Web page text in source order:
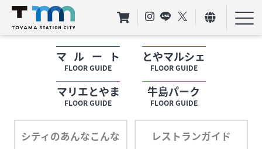
マルート
FLOOR GUIDE
とやマルシェ
FLOOR GUIDE
マリエとやま
FLOOR GUIDE
牛島パーク
FLOOR GUIDE
シティのあんなこんな レストランガイド
フロアガイド
ショップリスト
プロフィール